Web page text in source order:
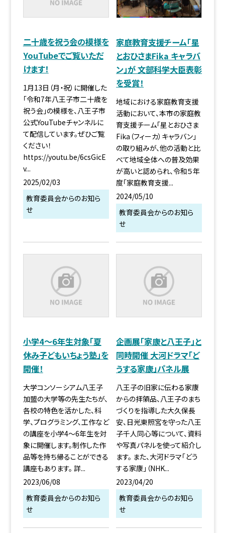
二十歳を祝う会の模様を
YouTubeでご覧いただ
けます！
1月13日（月・祝）に開催した
「令和7年八王子市二十歳を
祝う会」の模様を、八王子市
公式YouTubeチャンネルに
て配信しています。ぜひご覧
ください！
https://youtu.be/6csGicE
v...
2025/02/03
教育委員会からのお知ら
せ
家庭教育支援チーム「星
とおひさまFika キャラバ
ン」が 文部科学大臣表彰
を受賞！
地域における家庭教育支援
活動において、本市の家庭教
育支援チーム「星とおひさま
Fika（フィーカ）キャラバン」
の取り組みが、他の活動と比
べて地域全体への普及効果
が高いと認められ、令和５年
度「家庭教育支援...
2024/05/10
教育委員会からのお知ら
せ
小学4〜6年生対象「夏
休み子どもいちょう塾」を
開催！
大学コンソーシアム八王子
加盟の大学等の先生たちが、
各校の特色を活かした、科
学、プログラミング、工作など
の講座を小学4〜6年生を対
象に開催します。制作した作
品等を持ち帰ることができる
講座もあります。 詳...
2023/06/08
教育委員会からのお知ら
せ
企画展「家康と八王子」と
同時開催 大河ドラマ「ど
うする家康」パネル展
八王子の旧家に伝わる家康
からの拝領品、八王子のまち
づくりを指導した大久保長
安、日光東照宮を守った八王
子千人同心等について、資料
や写真パネルを使って紹介し
ます。 また、大河ドラマ「どう
する家康」（NHK...
2023/04/20
教育委員会からのお知ら
せ